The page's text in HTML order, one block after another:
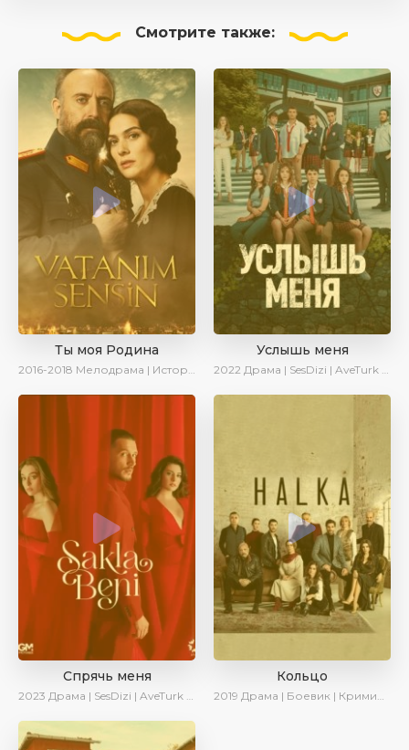
Смотрите также:
Ты моя Родина
2016-2018 Мелодрама | Исторический | Военный | Turok1990
Услышь меня
2022 Драма | SesDizi | AveTurk | Turok1990
Спрячь меня
2023 Драма | SesDizi | AveTurk | AlisaDirilis | Сериалы 2023
Кольцо
2019 Драма | Боевик | Криминал